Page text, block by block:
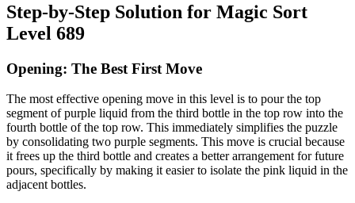
Step-by-Step Solution for Magic Sort
Level 689
Opening: The Best First Move
The most effective opening move in this level is to pour the top
segment of purple liquid from the third bottle in the top row into the
fourth bottle of the top row. This immediately simplifies the puzzle
by consolidating two purple segments. This move is crucial because
it frees up the third bottle and creates a better arrangement for future
pours, specifically by making it easier to isolate the pink liquid in the
adjacent bottles.